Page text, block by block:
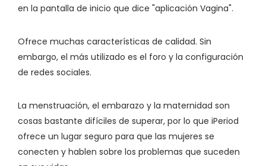
en la pantalla de inicio que dice "aplicación Vagina".
Ofrece muchas características de calidad. Sin
embargo, el más utilizado es el foro y la configuración
de redes sociales.
La menstruación, el embarazo y la maternidad son
cosas bastante difíciles de superar, por lo que iPeriod
ofrece un lugar seguro para que las mujeres se
conecten y hablen sobre los problemas que suceden